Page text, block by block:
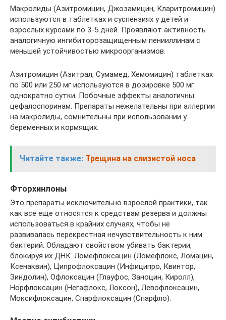
Макролиды (Азитромицин, Джозамицин, Кларитромицин)
используются в таблетках и суспензиях у детей и
взрослых курсами по 3-5 дней. Проявляют активность
аналогичную ингибиторозащищенным пенииллинам с
меньшей устойчивостью микроорганизмов.
Азитромицин (Азитрал, Сумамед, Хемомицин) таблетках
по 500 или 250 мг используются в дозировке 500 мг
однократно сутки. Побочные эффекты аналогичны
цефалоспоринам. Препараты нежелательны при аллергии
на макролиды, сомнительны при использовании у
беременных и кормящих.
Читайте также: Трещина на слизистой носа
Фторхинлоны
Это препараты исключительно взрослой практики, так
как все еще относятся к средствам резерва и должны
использоваться в крайних случаях, чтобы не
развивалась перекрестная нечувствительность к ним
бактерий. Обладают свойством убивать бактерии,
блокируя их ДНК. Ломефлоксацин (Ломефлокс, Ломацин,
Ксенаквин), Ципрофлоксацин (Инфиципро, Квинтор,
Зиндолин), Офлоксацин (Глауфос, Заноцин, Киролл),
Норфлоксацин (Негафлокс, Локсон), Левофлоксацин,
Моксифлоксацин, Спарфлоксацин (Спарфло).